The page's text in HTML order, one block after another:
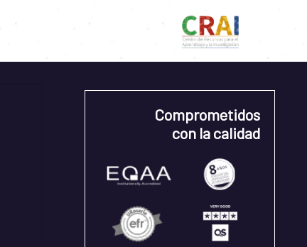
Comprometidos
con la calidad